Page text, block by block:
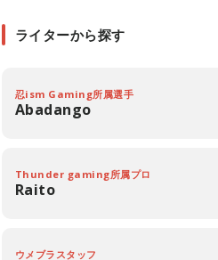
ライターから探す
忍ism Gaming所属選手
Abadango
Thunder gaming所属プロ
Raito
ウメブラスタッフ